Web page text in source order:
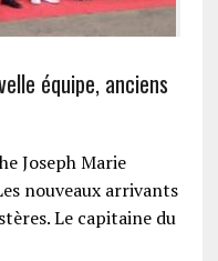
équipe, anciens
Joseph Marie
nouveaux arrivants
Le capitaine du